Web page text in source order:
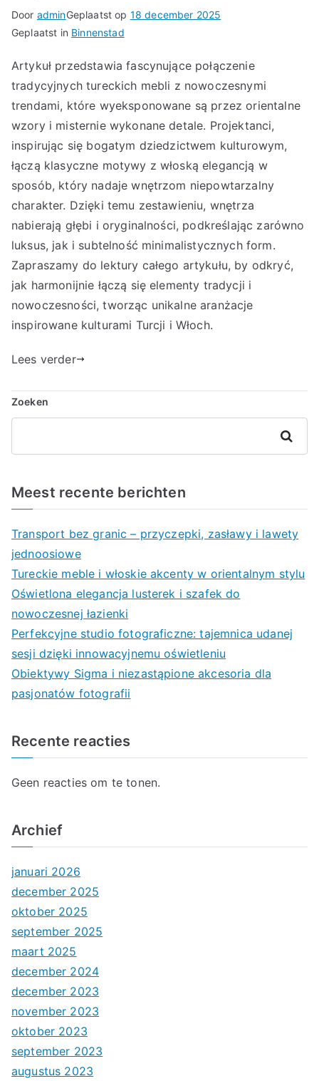
Door adminGeplaatst op 18 december 2025
Geplaatst in Binnenstad
Artykuł przedstawia fascynujące połączenie
tradycyjnych tureckich mebli z nowoczesnymi
trendami, które wyeksponowane są przez orientalne
wzory i misternie wykonane detale. Projektanci,
inspirując się bogatym dziedzictwem kulturowym,
łączą klasyczne motywy z włoską elegancją w
sposób, który nadaje wnętrzom niepowtarzalny
charakter. Dzięki temu zestawieniu, wnętrza
nabierają głębi i oryginalności, podkreślając zarówno
luksus, jak i subtelność minimalistycznych form.
Zapraszamy do lektury całego artykułu, by odkryć,
jak harmonijnie łączą się elementy tradycji i
nowoczesności, tworząc unikalne aranżacje
inspirowane kulturami Turcji i Włoch.
Lees verder
Zoeken
Zoeken
Meest recente berichten
Transport bez granic – przyczepki, zasławy i lawety
jednoosiowe
Tureckie meble i włoskie akcenty w orientalnym stylu
Oświetlona elegancja lusterek i szafek do
nowoczesnej łazienki
Perfekcyjne studio fotograficzne: tajemnica udanej
sesji dzięki innowacyjnemu oświetleniu
Obiektywy Sigma i niezastąpione akcesoria dla
pasjonatów fotografii
Recente reacties
Geen reacties om te tonen.
Archief
januari 2026
december 2025
oktober 2025
september 2025
maart 2025
december 2024
december 2023
november 2023
oktober 2023
september 2023
augustus 2023